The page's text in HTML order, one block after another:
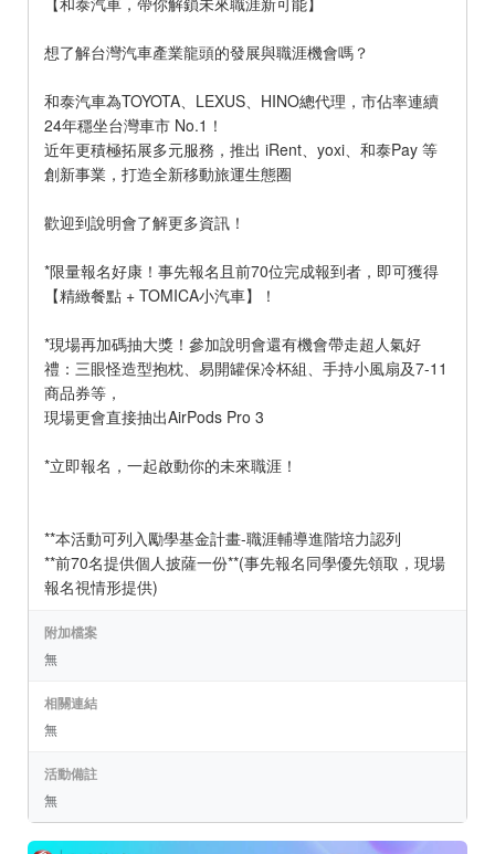
想了解台灣汽車產業龍頭的發展與職涯機會嗎？
和泰汽車為TOYOTA、LEXUS、HINO總代理，市佔率連續
24年穩坐台灣車市 No.1！
近年更積極拓展多元服務，推出 iRent、yoxi、和泰Pay 等
創新事業，打造全新移動旅運生態圈
歡迎到說明會了解更多資訊！
*限量報名好康！事先報名且前70位完成報到者，即可獲得
【精緻餐點 + TOMICA小汽車】！
*現場再加碼抽大獎！參加說明會還有機會帶走超人氣好
禮：三眼怪造型抱枕、易開罐保冷杯組、手持小風扇及7-11
商品券等，
現場更會直接抽出AirPods Pro 3
*立即報名，一起啟動你的未來職涯！
**本活動可列入勵學基金計畫-職涯輔導進階培力認列
**前70名提供個人披薩一份**(事先報名同學優先領取，現場
報名視情形提供)
附加檔案
無
相關連結
無
活動備註
無